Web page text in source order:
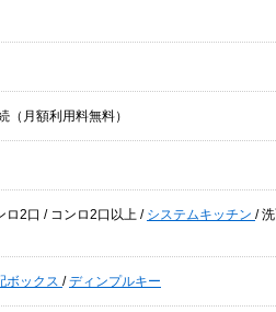
（月額利用料無料）
ロ2口 / コンロ2口以上 / システムキッチン /
ボックス /ディンプルキー